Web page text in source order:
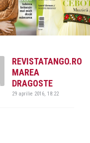
REVISTATANGO.RO
MAREA
DRAGOSTE
29 aprilie 2016, 18:22